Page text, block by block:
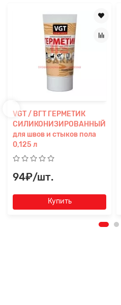
VGT / ВГТ ГЕРМЕТИК
СИЛИКОНИЗИРОВАННЫЙ
для швов и стыков пола
0,125 л
94₽/шт.
Купить